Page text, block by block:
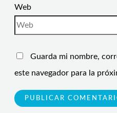
Web
Guarda mi nombre,
este navegador para la